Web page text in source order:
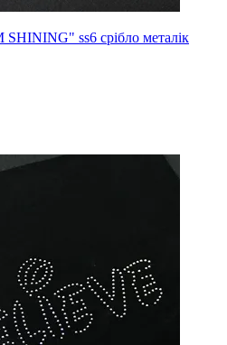
SHINING" ss6 срібло металік